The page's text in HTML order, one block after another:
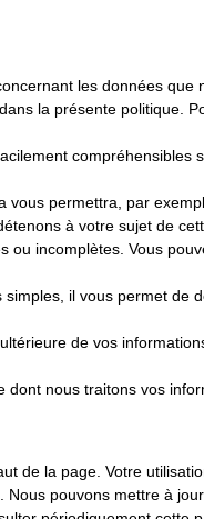
les données
la présente politique.
permettra, par
à votre sujet de
incomplètes. Vous
il vous permet
de vos
nous traitons vos
de la page. Votre
pouvons mettre à